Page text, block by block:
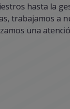
hasta la
trabajamos a
una